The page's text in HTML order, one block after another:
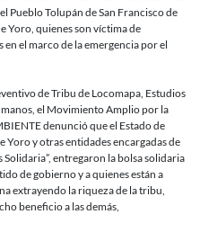
Pueblo Tolupán de San Francisco de
Yoro, quienes son víctima de
el marco de la emergencia por el
de Tribu de Locomapa, Estudios
el Movimiento Amplio por la
denunció que el Estado de
Yoro y otras entidades encargadas de
entregaron la bolsa solidaria
de gobierno y a quienes están a
extrayendo la riqueza de la tribu,
beneficio a las demás,